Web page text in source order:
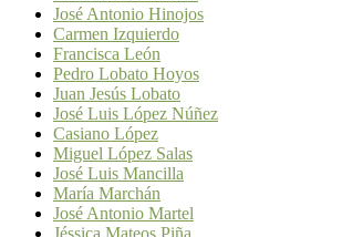
José Antonio Hinojos
Carmen Izquierdo
Francisca León
Pedro Lobato Hoyos
Juan Jesús Lobato
José Luis López Núñez
Casiano López
Miguel López Salas
José Luis Mancilla
María Marchán
José Antonio Martel
Jéssica Mateos Piña